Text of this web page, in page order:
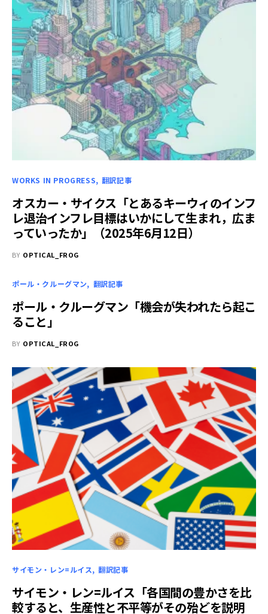
WORKS IN PROGRESS 翻訳記事
オスカー・サイクス「とあるキーウィのインフ
レ退治――インフレ目標はいかにして生まれ，広ま
っていったか」（2025年6月12日）
BY OPTICAL_FROG
ポール・クルーグマン 翻訳記事
ポール・クルーグマン「機会が失われたら起こ
ること」
BY OPTICAL_FROG
サイモン・レン=ルイス 翻訳記事
サイモン・レン=ルイス「各国間の豊かさを比
較すると、生産性と不平等がその殆どを説明